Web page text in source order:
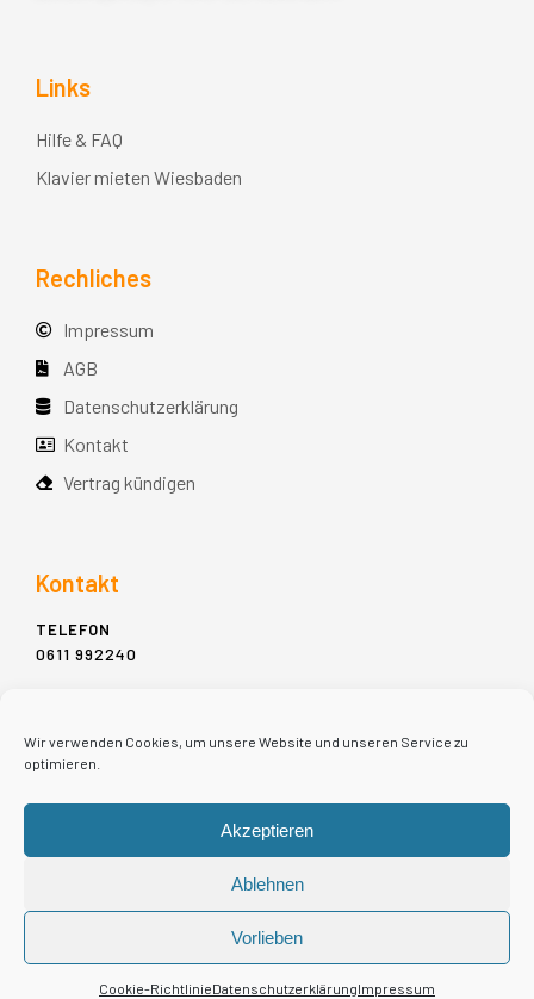
Wir verwenden Cookies, um unsere Website und unseren Service zu
optimieren.
Akzeptieren
Ablehnen
Vorlieben
Cookie-RichtlinieDatenschutzerklärungImpressum
Links
Hilfe & FAQ
Klavier mieten Wiesbaden
Rechliches
Impressum
AGB
Datenschutzerklärung
Kontakt
Vertrag kündigen
Kontakt
TELEFON
0611 992240
65183 WIESBADEN
E-MAIL